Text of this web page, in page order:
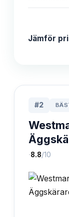
Jämför
#2
·8.8/10